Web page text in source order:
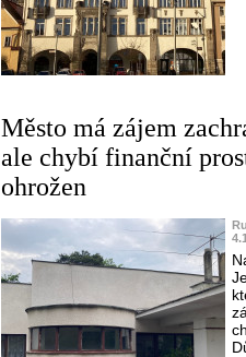
Město má zájem
ale chybí finanční
ohrožen